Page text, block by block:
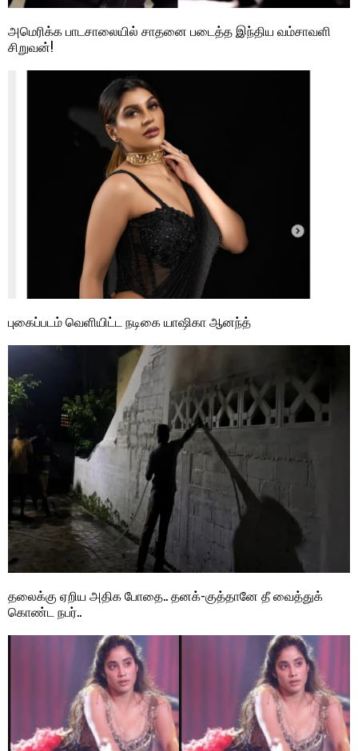
அமெரிக்க பாடசாலையில் சாதனை படைத்த இந்திய வம்சாவளி
சிறுவன்!
புகைப்படம் வெளியிட்ட நடிகை யாஷிகா ஆனந்த்
தலைக்கு ஏறிய அதிக போதை.. தனக்-குத்தானே தீ வைத்துக்
கொண்ட நபர்..